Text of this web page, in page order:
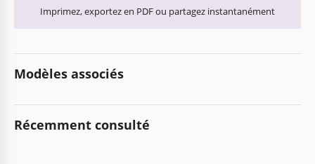
Imprimez, exportez en PDF ou partagez instantanément
Modèles associés
Récemment consulté